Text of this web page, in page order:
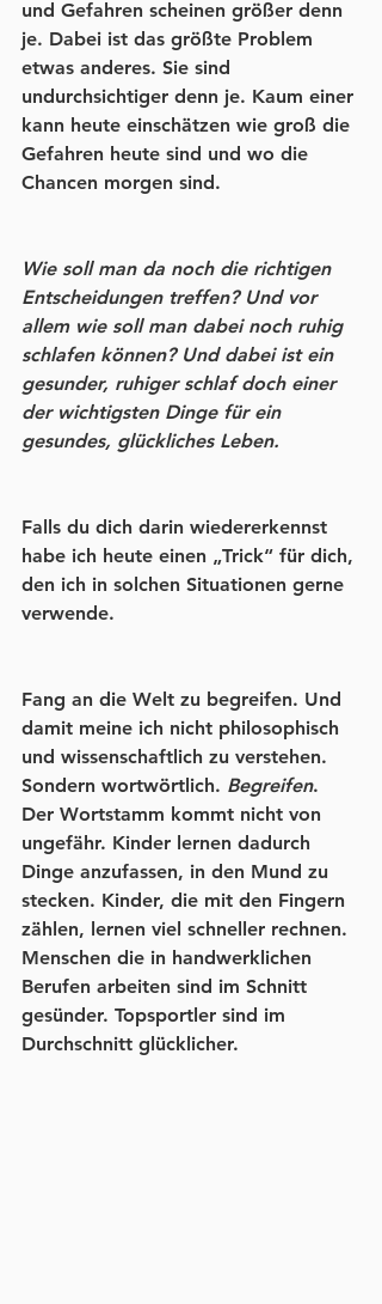
und Gefahren scheinen größer denn
je. Dabei ist das größte Problem
etwas anderes. Sie sind
undurchsichtiger denn je. Kaum einer
kann heute einschätzen wie groß die
Gefahren heute sind und wo die
Chancen morgen sind.
Wie soll man da noch die richtigen
Entscheidungen treffen? Und vor
allem wie soll man dabei noch ruhig
schlafen können? Und dabei ist ein
gesunder, ruhiger schlaf doch einer
der wichtigsten Dinge für ein
gesundes, glückliches Leben.
Falls du dich darin wiedererkennst
habe ich heute einen „Trick“ für dich,
den ich in solchen Situationen gerne
verwende.
Fang an die Welt zu begreifen. Und
damit meine ich nicht philosophisch
und wissenschaftlich zu verstehen.
Sondern wortwörtlich. Begreifen.
Der Wortstamm kommt nicht von
ungefähr. Kinder lernen dadurch
Dinge anzufassen, in den Mund zu
stecken. Kinder, die mit den Fingern
zählen, lernen viel schneller rechnen.
Menschen die in handwerklichen
Berufen arbeiten sind im Schnitt
gesünder. Topsportler sind im
Durchschnitt glücklicher.